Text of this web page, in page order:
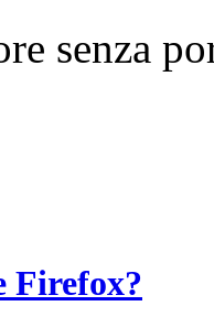
senza
Firefox?